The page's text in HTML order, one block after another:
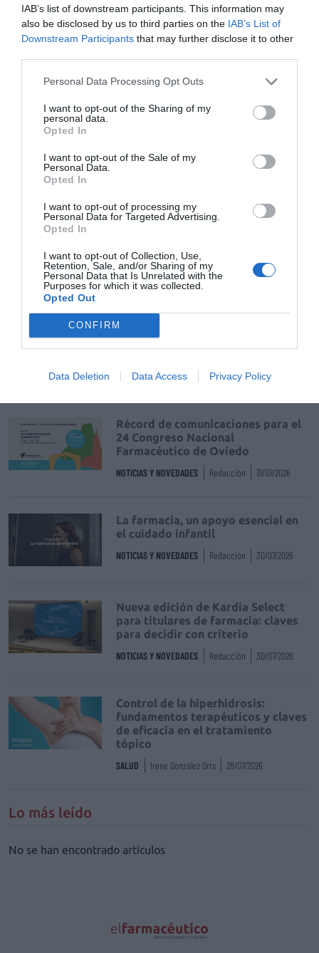
IAB’s list of downstream participants. This information may
also be disclosed by us to third parties on the IAB’s List of
Downstream Participants that may further disclose it to other
Personal Data Processing Opt Outs
I want to opt-out of the Sharing of my
personal data.
Opted In
I want to opt-out of the Sale of my
Personal Data.
Opted In
I want to opt-out of processing my
Personal Data for Targeted Advertising.
Opted In
I want to opt-out of Collection, Use,
Retention, Sale, and/or Sharing of my
Personal Data that Is Unrelated with the
Purposes for which it was collected.
Opted Out
CONFIRM
Data Deletion Data Access Privacy Policy
AñadirEl Farmacéutico
como fuente preferida
de Google de forma gratuita
Mantente informado con las últimas noticias de actualidad.
La RochePosay
covid19 Coronavirus
productos de higiene
Destacados
La venta online de medicamentos
de uso humano: seguridad y
DIGITAL Isabel Marín Moral 28/07/2026
Récord de comunicaciones para el
24 Congreso Nacional
Farmacéutico de Oviedo
NOTICIAS Y NOVEDADES Redacción 31/07/2026
La farmacia, un apoyo esencial en
el cuidado infantil
NOTICIAS Y NOVEDADES Redacción 30/07/2026
Nueva edición de Kardia Select
para titulares de farmacia: claves
para decidir con criterio
NOTICIAS Y NOVEDADES Redacción 30/07/2026
Control de la hiperhidrosis:
fundamentos terapéuticos y claves
de eficacia en el tratamiento
tópico
SALUD Irene González Orts 28/07/2026
Lo más leído
No se han encontrado artículos